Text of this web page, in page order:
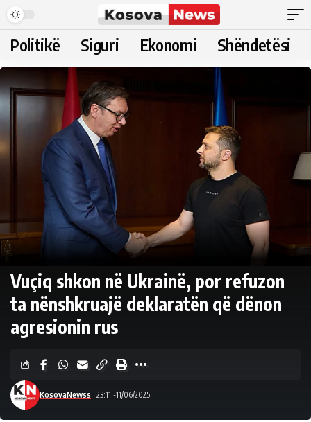
Politikë Siguri Ekonomi Shëndetësi
Vuçiq shkon në Ukrainë, por refuzon
ta nënshkruajë deklaratën që dënon
agresionin rus
KosovaNewss 23:11 -11/06/2025